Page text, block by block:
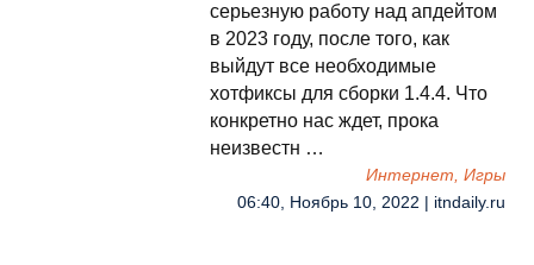
серьезную работу над апдейтом
в 2023 году, после того, как
выйдут все необходимые
хотфиксы для сборки 1.4.4. Что
конкретно нас ждет, прока
неизвестн …
Интернет, Игры
06:40, Ноябрь 10, 2022 | itndaily.ru